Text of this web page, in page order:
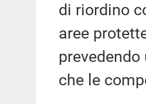
di riordino
aree
che le